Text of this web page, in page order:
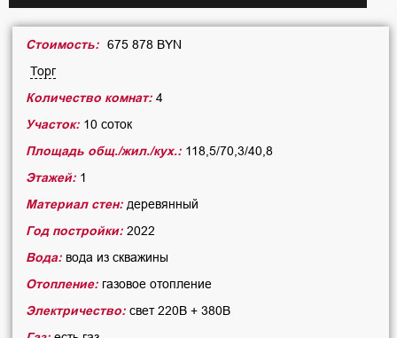
Стоимость: 675 878 BYN
Торг
Количество комнат: 4
Участок: 10 соток
Площадь общ./жил./кух.: 118,5/70,3/40,8
Этажей: 1
Материал стен: деревянный
Год постройки: 2022
Вода: вода из скважины
Отопление: газовое отопление
Электричество: свет 220В + 380В